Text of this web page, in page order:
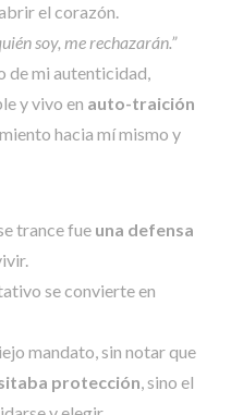
el corazón.
soy, me rechazarán.”
de mi autenticidad,
y vivo en auto-traición
hacia mí mismo y
trance fue una defensa
se convierte en
mandato, sin notar que
protección , sino el